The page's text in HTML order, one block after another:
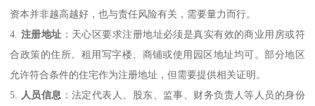
资本并非越高越好，也与责任风险有关，需要量力而行。
4. 注册地址 ：天心区要求注册地址必须是真实有效的商业用房或符
合政策的住所。租用写字楼、商铺或使用园区地址均可。部分地区
允许符合条件的住宅作为注册地址，但需要提供相关证明。
5.
人员信息 ：法定代表人、股东、监事、财务负责人等人员的身份